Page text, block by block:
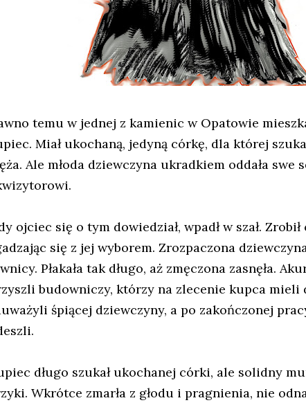
temu w jednej z kamienic w Opatowie
Miał ukochaną, jedyną córkę, dla której
Ale młoda dziewczyna ukradkiem oddała swe
ojciec się o tym dowiedział, wpadł w szał.
się z jej wyborem. Zrozpaczona
Płakała tak długo, aż zmęczona zasnęła.
budowniczy, którzy na zlecenie kupca mieli
śpiącej dziewczyny, a po zakończonej
długo szukał ukochanej córki, ale solidny
Wkrótce zmarła z głodu i pragnienia, nie